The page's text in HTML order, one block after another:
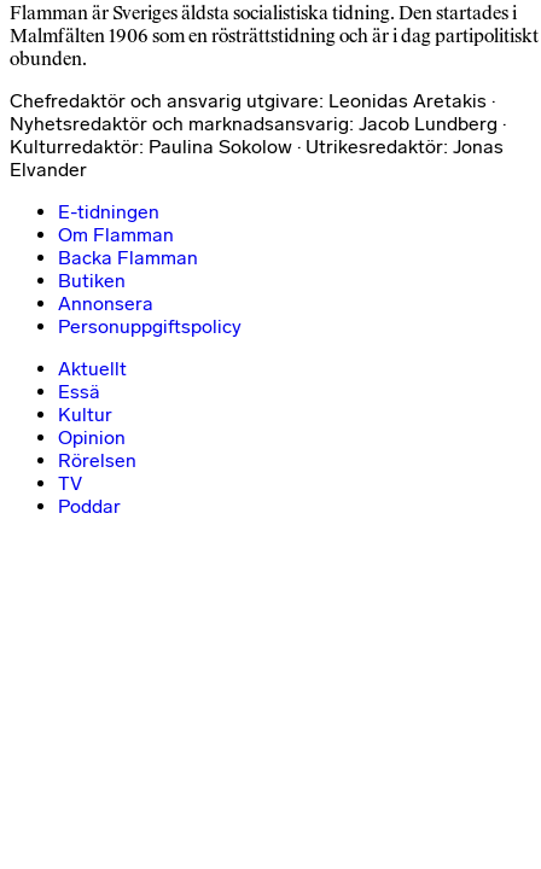
Flamman är Sveriges äldsta socialistiska tidning. Den startades i
Malmfälten 1906 som en rösträttstidning och är i dag partipolitiskt
obunden.
Chefredaktör och ansvarig utgivare: Leonidas Aretakis ·
Nyhetsredaktör och marknadsansvarig: Jacob Lundberg ·
Kulturredaktör: Paulina Sokolow · Utrikesredaktör: Jonas
Elvander
E-tidningen
Om Flamman
Backa Flamman
Butiken
Annonsera
Personuppgiftspolicy
Aktuellt
Essä
Kultur
Opinion
Rörelsen
TV
Poddar